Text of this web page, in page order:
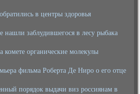
в центры здоровья
нашли заблудившегося в лесу рыбака
органические молекулы
фильма Роберта Де Ниро о его отце
порядок выдачи виз россиянам в